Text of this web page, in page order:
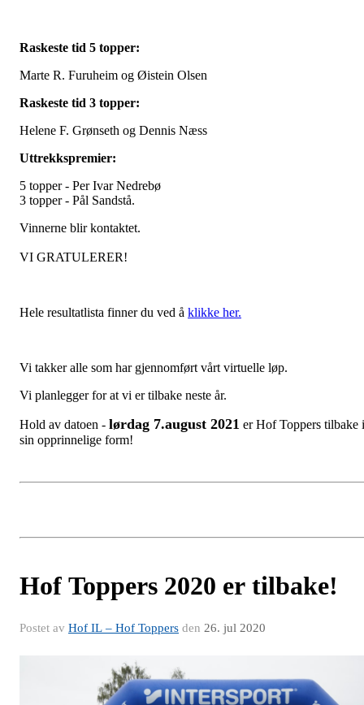
Raskeste tid 5 topper:
Marte R. Furuheim og Øistein Olsen
Raskeste tid 3 topper:
Helene F. Grønseth og Dennis Næss
Uttrekkspremier:
5 topper - Per Ivar Nedrebø
3 topper - Pål Sandstå.
Vinnerne blir kontaktet.
VI GRATULERER!
Hele resultatlista finner du ved å klikke her.
Vi takker alle som har gjennomført vårt virtuelle løp.
Vi planlegger for at vi er tilbake neste år.
Hold av datoen - lørdag 7.august 2021 er Hof Toppers tilbake i
sin opprinnelige form!
Hof Toppers 2020 er tilbake!
Postet av Hof IL – Hof Toppers den 26. jul 2020